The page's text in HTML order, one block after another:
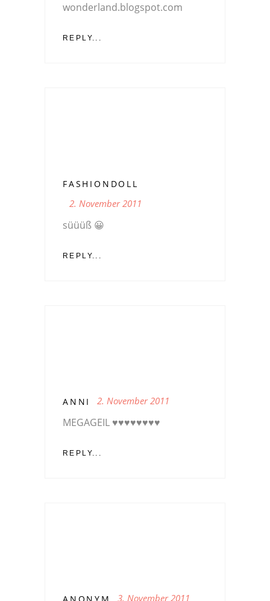
wonderland.blogspot.com
REPLY...
FASHIONDOLL
2. November 2011
süüüß 😀
REPLY...
ANNI 2. November 2011
MEGAGEIL ♥♥♥♥♥♥♥♥
REPLY...
3. November 2011